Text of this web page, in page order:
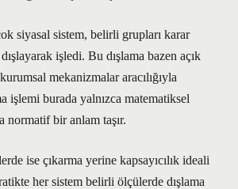
siyasal sistem, belirli grupları karar
işledi. Bu dışlama bazen açık
mekanizmalar aracılığıyla
işlemi burada yalnızca matematiksel
normatif bir anlam taşır.
ise çıkarma yerine kapsayıcılık ideali
her sistem belirli ölçülerde dışlama